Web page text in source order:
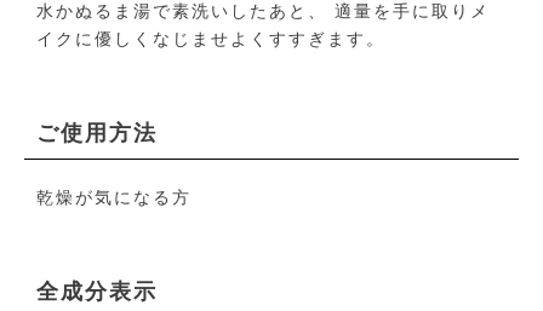
水かぬるま湯で素洗いしたあと、 適量を手に取りメ
イクに優しくなじませよくすすぎます。
ご使用方法
乾燥が気になる方
全成分表示